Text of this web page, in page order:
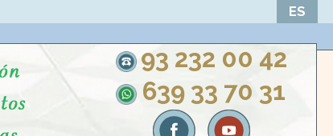
ES
93 232 00 42
639 33 70 31